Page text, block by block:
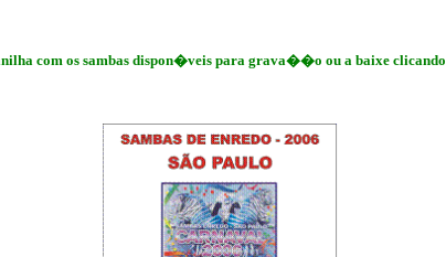
com os sambas dispon�veis para grava��o ou a baixe clicando